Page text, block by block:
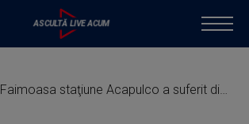
Faimoasa staţiune Acapulco a suferit distrugeri masive după ce a fost lovită cu furie de uraganul Otis. Oraşul nu mai are curent electric